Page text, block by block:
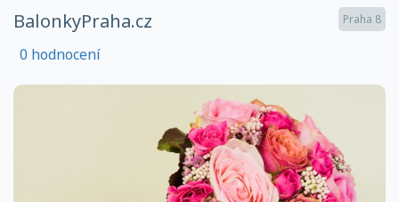
BalonkyPraha.cz Praha 8
0 hodnocení